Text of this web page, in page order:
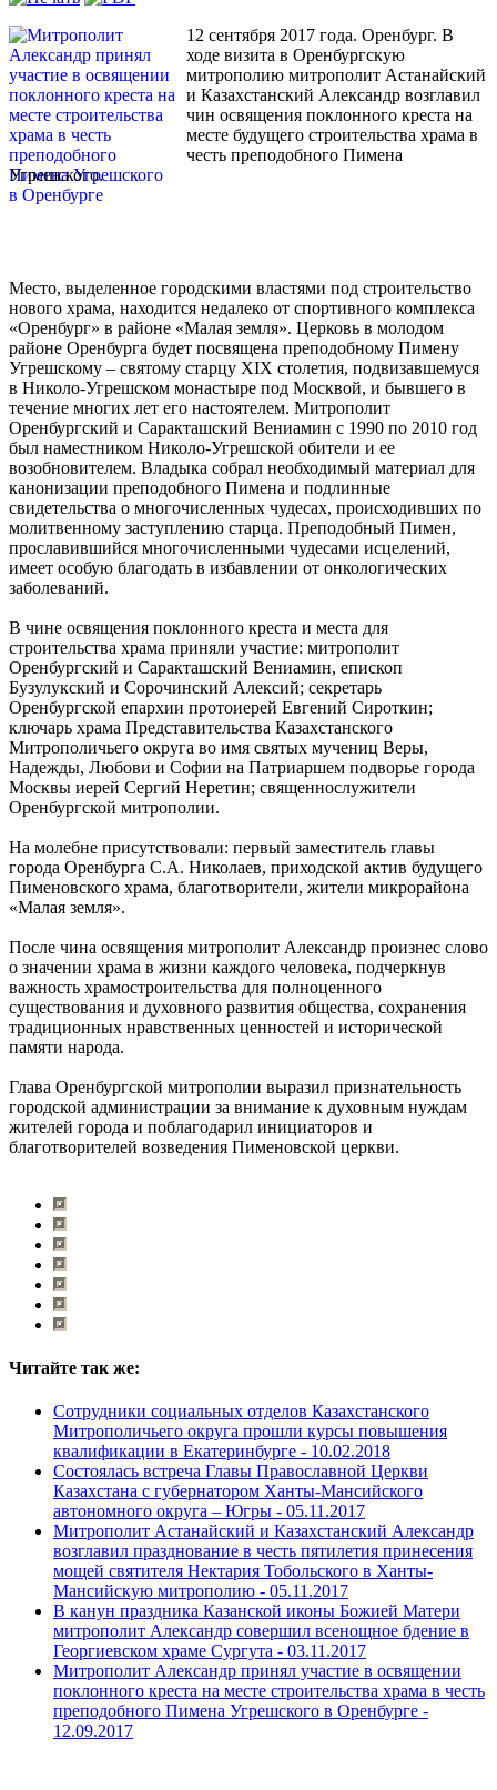
12 сентября 2017 года. Оренбург. В
ходе визита в Оренбургскую
митрополию митрополит Астанайский
и Казахстанский Александр возглавил
чин освящения поклонного креста на
месте будущего строительства храма в
честь преподобного Пимена
Угрешского.
Место, выделенное городскими властями под строительство
нового храма, находится недалеко от спортивного комплекса
«Оренбург» в районе «Малая земля». Церковь в молодом
районе Оренбурга будет посвящена преподобному Пимену
Угрешскому – святому старцу XIX столетия, подвизавшемуся
в Николо-Угрешском монастыре под Москвой, и бывшего в
течение многих лет его настоятелем. Митрополит
Оренбургский и Саракташский Вениамин с 1990 по 2010 год
был наместником Николо-Угрешской обители и ее
возобновителем. Владыка собрал необходимый материал для
канонизации преподобного Пимена и подлинные
свидетельства о многочисленных чудесах, происходивших по
молитвенному заступлению старца. Преподобный Пимен,
прославившийся многочисленными чудесами исцелений,
имеет особую благодать в избавлении от онкологических
заболеваний.
В чине освящения поклонного креста и места для
строительства храма приняли участие: митрополит
Оренбургский и Саракташский Вениамин, епископ
Бузулукский и Сорочинский Алексий; секретарь
Оренбургской епархии протоиерей Евгений Сироткин;
ключарь храма Представительства Казахстанского
Митрополичьего округа во имя святых мучениц Веры,
Надежды, Любови и Софии на Патриаршем подворье города
Москвы иерей Сергий Неретин; священнослужители
Оренбургской митрополии.
На молебне присутствовали: первый заместитель главы
города Оренбурга С.А. Николаев, приходской актив будущего
Пименовского храма, благотворители, жители микрорайона
«Малая земля».
После чина освящения митрополит Александр произнес слово
о значении храма в жизни каждого человека, подчеркнув
важность храмостроительства для полноценного
существования и духовного развития общества, сохранения
традиционных нравственных ценностей и исторической
памяти народа.
Глава Оренбургской митрополии выразил признательность
городской администрации за внимание к духовным нуждам
жителей города и поблагодарил инициаторов и
благотворителей возведения Пименовской церкви.
Читайте так же:
Сотрудники социальных отделов Казахстанского
Митрополичьего округа прошли курсы повышения
квалификации в Екатеринбурге - 10.02.2018
Состоялась встреча Главы Православной Церкви
Казахстана с губернатором Ханты-Мансийского
автономного округа – Югры - 05.11.2017
Митрополит Астанайский и Казахстанский Александр
возглавил празднование в честь пятилетия принесения
мощей святителя Нектария Тобольского в Ханты-
Мансийскую митрополию - 05.11.2017
В канун праздника Казанской иконы Божией Матери
митрополит Александр совершил всенощное бдение в
Георгиевском храме Сургута - 03.11.2017
Митрополит Александр принял участие в освящении
поклонного креста на месте строительства храма в честь
преподобного Пимена Угрешского в Оренбурге -
12.09.2017